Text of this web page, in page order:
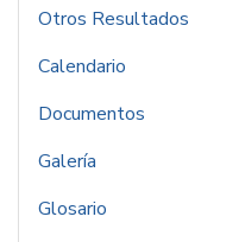
Otros Resultados
Calendario
Documentos
Galería
Glosario